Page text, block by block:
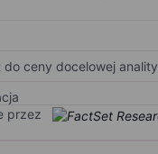
do ceny docelowej
przez